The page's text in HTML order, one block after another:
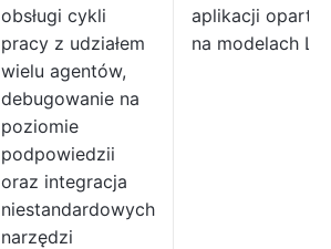
obsługi cykli
pracy z udziałem
wielu agentów,
debugowanie na
poziomie
podpowiedzii
oraz integracja
niestandardowych
narzędzi
aplikacji
na modelach